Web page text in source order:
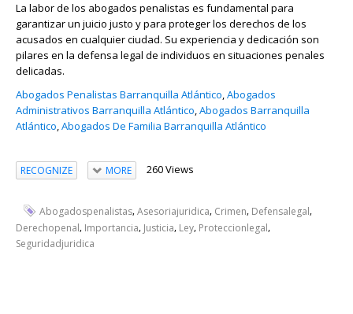
La labor de los abogados penalistas es fundamental para
garantizar un juicio justo y para proteger los derechos de los
acusados en cualquier ciudad. Su experiencia y dedicación son
pilares en la defensa legal de individuos en situaciones penales
delicadas.
Abogados Penalistas Barranquilla Atlántico,Abogados
Administrativos Barranquilla Atlántico,Abogados Barranquilla
Atlántico,Abogados De Familia Barranquilla Atlántico
RECOGNIZE MORE 260 Views
Abogadospenalistas,Asesoriajuridica, Crimen, Defensalegal,
Derechopenal, Importancia, Justicia, Ley, Proteccionlegal,
Seguridadjuridica